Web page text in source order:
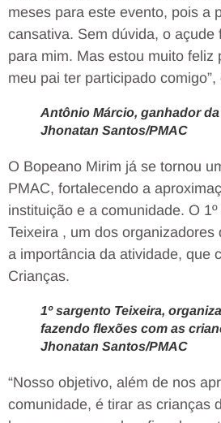
meses para este evento, pois a
cansativa. Sem dúvida, o açude
para mim. Mas estou muito feliz
meu pai ter participado
Antônio Márcio, ganhador
Jhonatan Santos/PMAC
O Bopeano Mirim já se tornou
PMAC, fortalecendo a
instituição e a comunidade. O
Teixeira , um dos organizadores
a importância da atividade, que
Crianças.
1º sargento Teixeira,
fazendo flexões com as
Jhonatan Santos/PMAC
“Nosso objetivo, além de nos
comunidade, é tirar as crianças